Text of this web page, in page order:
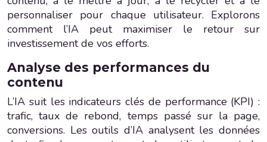
personnaliser pour chaque utilisateur. Explorons
comment l’IA peut maximiser le retour sur
investissement de vos efforts.
Analyse des performances du
contenu
L’IA suit les indicateurs clés de performance (KPI) :
trafic, taux de rebond, temps passé sur la page,
conversions. Les outils d’IA analysent les données